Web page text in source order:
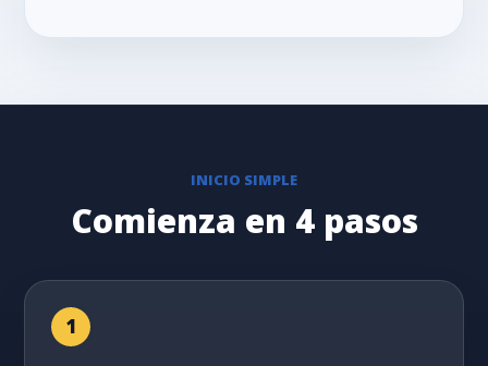
INICIO SIMPLE
Comienza en 4 pasos
1